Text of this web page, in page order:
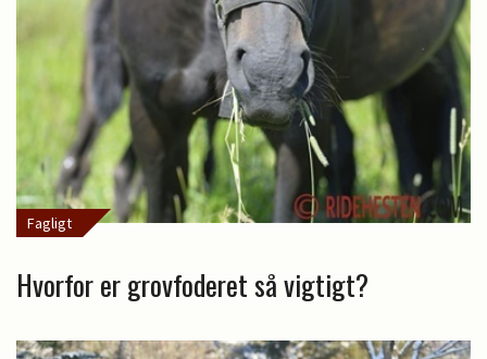
Fagligt
Hvorfor er grovfoderet så vigtigt?